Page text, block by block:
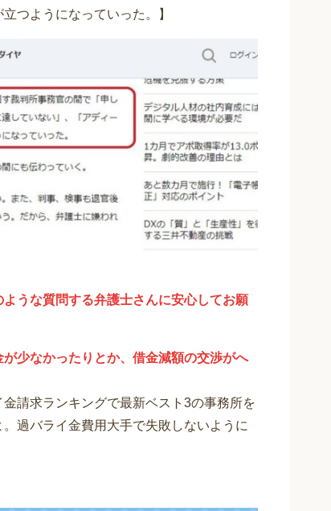
つようになっていった。】
うな質問する弁護士さんに安心してお願
少なかったりとか、借金減額の交渉がへ
請求ランキングで最新ベスト3の事務所を
過バライ金費用大手で失敗しないように